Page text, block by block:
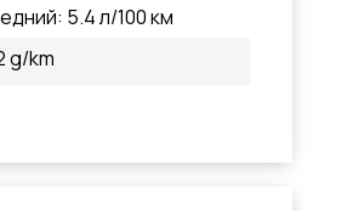
5.4 л/100 км
g/km